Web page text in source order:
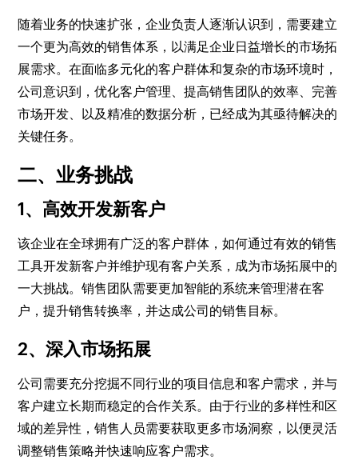
随着业务的快速扩张，企业负责人逐渐认识到，需要建立
一个更为高效的销售体系，以满足企业日益增长的市场拓
展需求。在面临多元化的客户群体和复杂的市场环境时，
公司意识到，优化客户管理、提高销售团队的效率、完善
市场开发、以及精准的数据分析，已经成为其亟待解决的
关键任务。
二、业务挑战
1、高效开发新客户
该企业在全球拥有广泛的客户群体，如何通过有效的销售
工具开发新客户并维护现有客户关系，成为市场拓展中的
一大挑战。销售团队需要更加智能的系统来管理潜在客
户，提升销售转换率，并达成公司的销售目标。
2、深入市场拓展
公司需要充分挖掘不同行业的项目信息和客户需求，并与
客户建立长期而稳定的合作关系。由于行业的多样性和区
域的差异性，销售人员需要获取更多市场洞察，以便灵活
调整销售策略并快速响应客户需求。